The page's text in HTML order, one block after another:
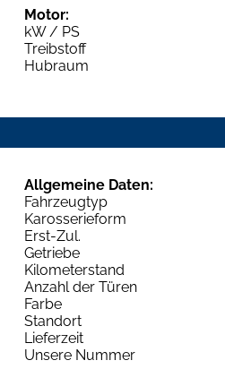
Motor:
kW / PS
Treibstoff
Hubraum
Allgemeine Daten:
Fahrzeugtyp
Karosserieform
Erst-Zul.
Getriebe
Kilometerstand
Anzahl der Türen
Farbe
Standort
Lieferzeit
Unsere Nummer